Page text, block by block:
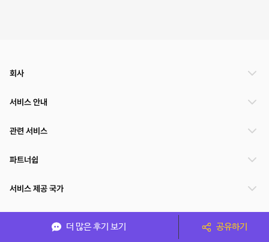
더 많은 후기 보기 공유하기
회사
서비스 안내
관련 서비스
파트너쉽
서비스 제공 국가
(주)NSPACE 사업자정보